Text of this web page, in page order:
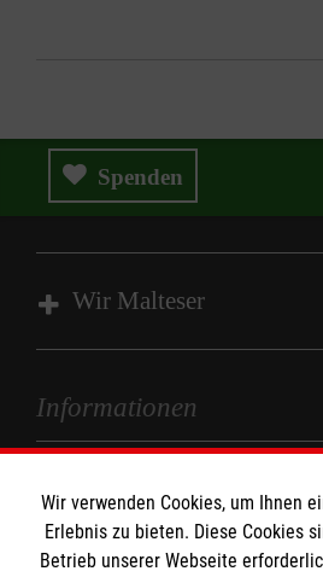
Spenden
Wir Malteser
Angebote und Leistungen
Kursangebote
Mitarbeiten und
Wir Malteser
Informationen
Presse und Medien
Transparenz
Wir verwenden Cookies, um Ihnen
Erlebnis zu bieten. Diese Cookies
Betrieb unserer Webseite